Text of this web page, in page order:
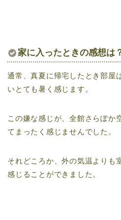
家に入ったときの感想は
通常、真夏に帰宅したとき部屋
いとても暑く感じます。
この嫌な感じが、全館さらぽか
てまったく感じませんでした。
それどころか、外の気温よりも
感じることができました。